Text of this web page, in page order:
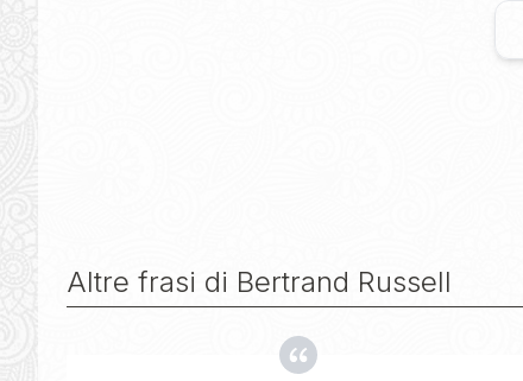
Altre frasi di Bertrand Russell